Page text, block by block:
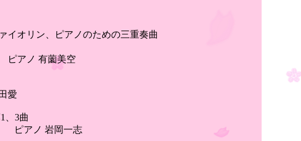
イオリン、ピアノのための三重奏曲
ピアノ 有薗美空
愛
、3曲
ピアノ 岩岡一志